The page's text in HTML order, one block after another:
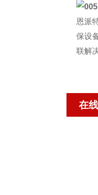
恩派
保设
联解
在